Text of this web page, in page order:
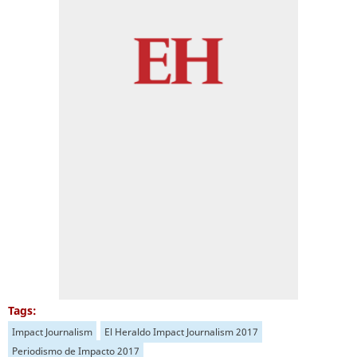
Tags:
Impact Journalism
El Heraldo Impact Journalism 2017
Periodismo de Impacto 2017